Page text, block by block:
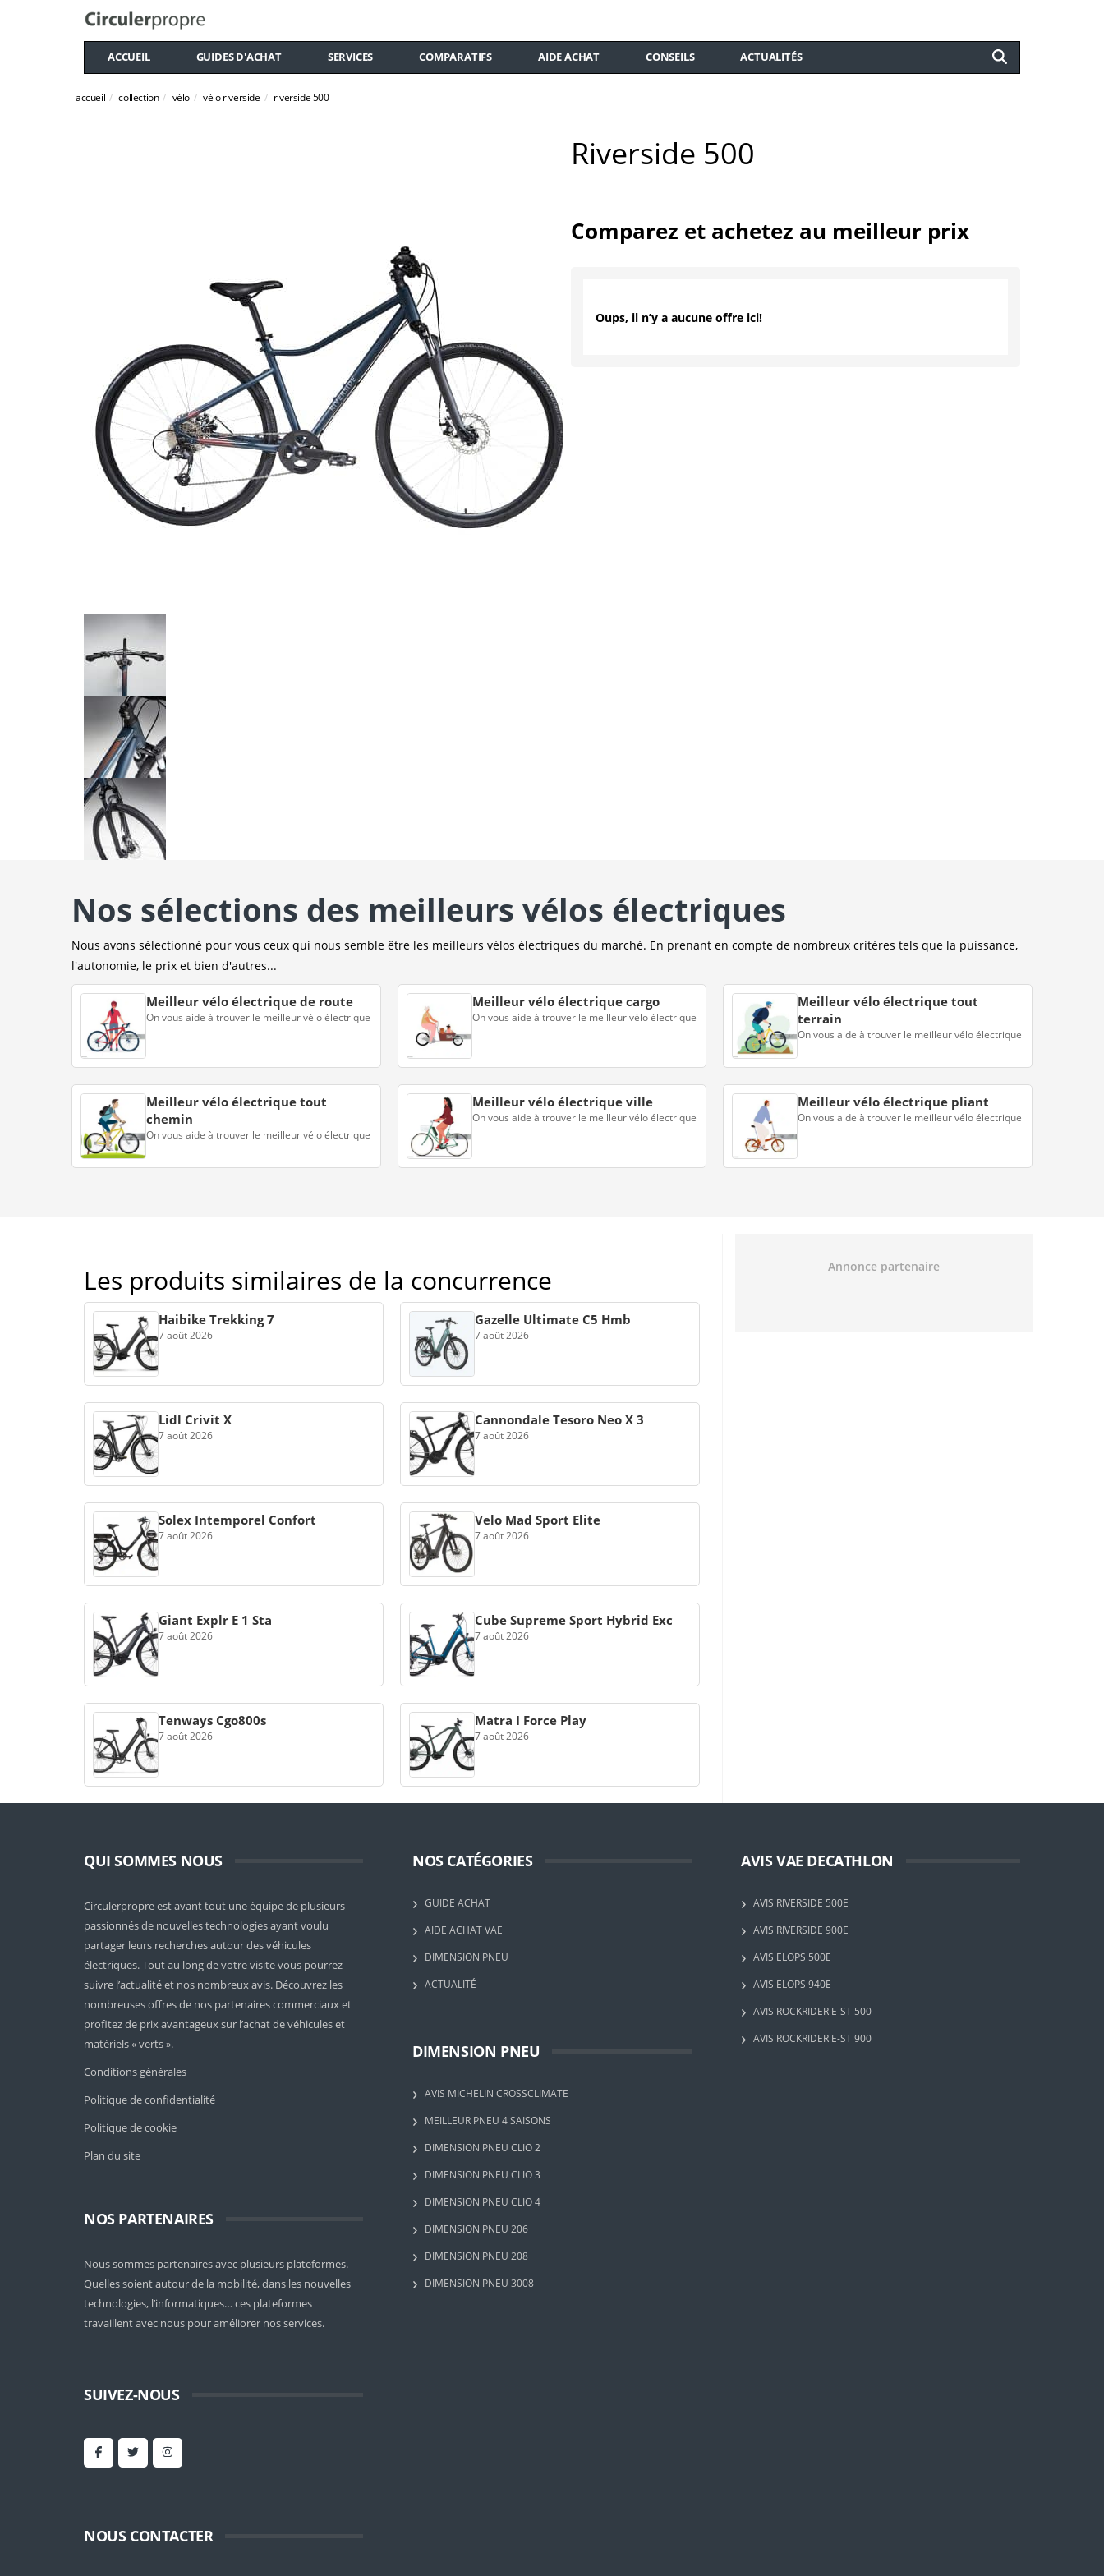
ACCUEIL GUIDES D'ACHAT SERVICES COMPARATIFS AIDE ACHAT CONSEILS ACTUALITÉS
accueil collection vélo vélo riverside riverside 500
Riverside 500
Comparez et achetez au meilleur prix
Oups, il n’y a aucune offre ici!
Nos sélections des meilleurs vélos électriques
Nous avons sélectionné pour vous ceux qui nous semble être les meilleurs vélos électriques du marché. En prenant en compte de nombreux critères tels que la puissance,
l'autonomie, le prix et bien d'autres...
Meilleur vélo électrique de route
On vous aide à trouver le meilleur vélo électrique
Meilleur vélo électrique cargo
On vous aide à trouver le meilleur vélo électrique
Meilleur vélo électrique tout
terrain
On vous aide à trouver le meilleur vélo électrique
Meilleur vélo électrique tout
chemin
On vous aide à trouver le meilleur vélo électrique
Meilleur vélo électrique ville
On vous aide à trouver le meilleur vélo électrique
Meilleur vélo électrique pliant
On vous aide à trouver le meilleur vélo électrique
Les produits similaires de la concurrence
Haibike Trekking 7
7 août 2026
Gazelle Ultimate C5 Hmb
7 août 2026
Lidl Crivit X
7 août 2026
Cannondale Tesoro Neo X 3
7 août 2026
Solex Intemporel Confort
7 août 2026
Velo Mad Sport Elite
7 août 2026
Giant Explr E 1 Sta
7 août 2026
Cube Supreme Sport Hybrid Exc
7 août 2026
Tenways Cgo800s
7 août 2026
Matra I Force Play
7 août 2026
Annonce partenaire
QUI SOMMES NOUS
Circulerpropre est avant tout une équipe de plusieurs
passionnés de nouvelles technologies ayant voulu
partager leurs recherches autour des véhicules
électriques. Tout au long de votre visite vous pourrez
suivre l’actualité et nos nombreux avis. Découvrez les
nombreuses offres de nos partenaires commerciaux et
profitez de prix avantageux sur l’achat de véhicules et
matériels « verts ».
Conditions générales
Politique de confidentialité
Politique de cookie
Plan du site
NOS PARTENAIRES
Nous sommes partenaires avec plusieurs plateformes.
Quelles soientautour de la mobilité, dans les nouvelles
technologies, l’informatiques… ces plateformes
travaillent avec nous pour améliorer nos services.
SUIVEZ-NOUS
NOUS CONTACTER
NOS CATÉGORIES
GUIDE ACHAT
AIDE ACHAT VAE
DIMENSION PNEU
ACTUALITÉ
DIMENSION PNEU
AVIS MICHELIN CROSSCLIMATE
MEILLEUR PNEU 4 SAISONS
DIMENSION PNEU CLIO 2
DIMENSION PNEU CLIO 3
DIMENSION PNEU CLIO 4
DIMENSION PNEU 206
DIMENSION PNEU 208
DIMENSION PNEU 3008
AVIS VAE DECATHLON
AVIS RIVERSIDE 500E
AVIS RIVERSIDE 900E
AVIS ELOPS 500E
AVIS ELOPS 940E
AVIS ROCKRIDER E-ST 500
AVIS ROCKRIDER E-ST 900